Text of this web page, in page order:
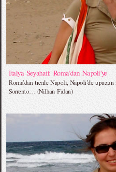
İtalya Seyahati: Roma’dan Napoli’ye
Roma’dan trenle Napoli, Napoli’de
Sorrento… (Nilhan Fidan)